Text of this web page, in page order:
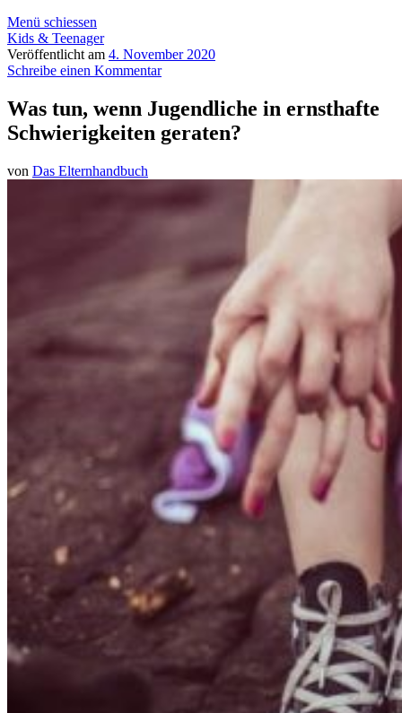
Menü schiessen
Kids & Teenager
Veröffentlicht am 4. November 2020
Schreibe einen Kommentar
Was tun, wenn Jugendliche in ernsthafte
Schwierigkeiten geraten?
von Das Elternhandbuch